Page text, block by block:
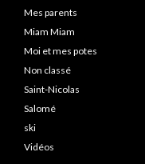
Mes parents
Miam Miam
Moi et mes potes
Non classé
Saint-Nicolas
Salomé
ski
Vidéos